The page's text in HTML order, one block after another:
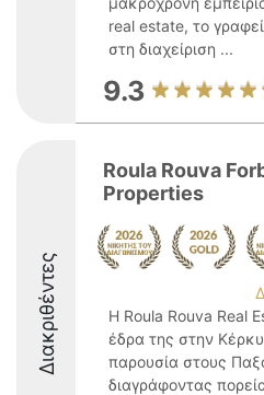
real estate, το
στη διαχείριση ...
9.3
Διακριθέντες
Roula Rouva
Properties
Η Roula Rouva Real
έδρα της στην
παρουσία στους
διαγράφοντας